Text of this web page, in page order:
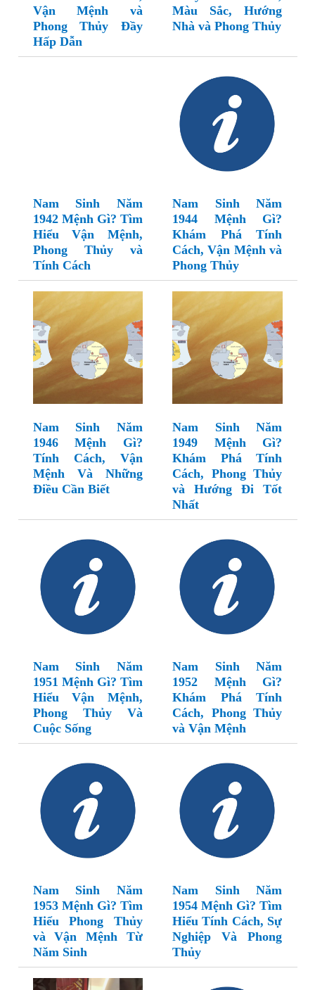
Vận Mệnh và
Phong Thủy Đầy
Hấp Dẫn
Màu Sắc, Hướng
Nhà và Phong Thủy
Nam Sinh Năm
1942 Mệnh Gì? Tìm
Hiểu Vận Mệnh,
Phong Thủy và
Tính Cách
Nam Sinh Năm
1944 Mệnh Gì?
Khám Phá Tính
Cách, Vận Mệnh và
Phong Thủy
Nam Sinh Năm
1946 Mệnh Gì?
Tính Cách, Vận
Mệnh Và Những
Điều Cần Biết
Nam Sinh Năm
1949 Mệnh Gì?
Khám Phá Tính
Cách, Phong Thủy
và Hướng Đi Tốt
Nhất
Nam Sinh Năm
1951 Mệnh Gì? Tìm
Hiểu Vận Mệnh,
Phong Thủy Và
Cuộc Sống
Nam Sinh Năm
1952 Mệnh Gì?
Khám Phá Tính
Cách, Phong Thủy
và Vận Mệnh
Nam Sinh Năm
1953 Mệnh Gì? Tìm
Hiểu Phong Thủy
và Vận Mệnh Từ
Năm Sinh
Nam Sinh Năm
1954 Mệnh Gì? Tìm
Hiểu Tính Cách, Sự
Nghiệp Và Phong
Thủy